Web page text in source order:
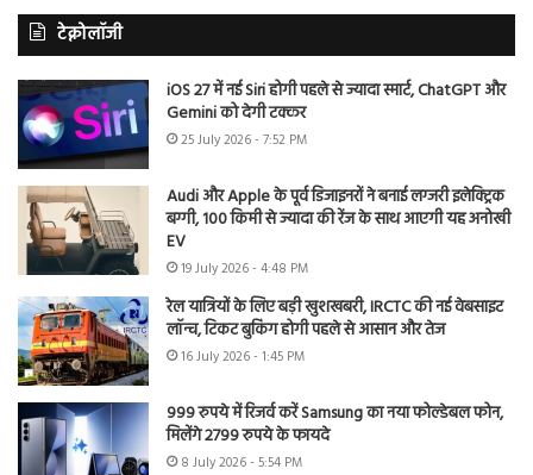
टेक्नोलॉजी
iOS 27 में नई Siri होगी पहले से ज्यादा स्मार्ट, ChatGPT और
Gemini को देगी टक्कर
25 July 2026 - 7:52 PM
Audi और Apple के पूर्व डिजाइनरों ने बनाई लग्जरी इलेक्ट्रिक
बग्गी, 100 किमी से ज्यादा की रेंज के साथ आएगी यह अनोखी
EV
19 July 2026 - 4:48 PM
रेल यात्रियों के लिए बड़ी खुशखबरी, IRCTC की नई वेबसाइट
लॉन्च, टिकट बुकिंग होगी पहले से आसान और तेज
16 July 2026 - 1:45 PM
999 रुपये में रिजर्व करें Samsung का नया फोल्डेबल फोन,
मिलेंगे 2799 रुपये के फायदे
8 July 2026 - 5:54 PM